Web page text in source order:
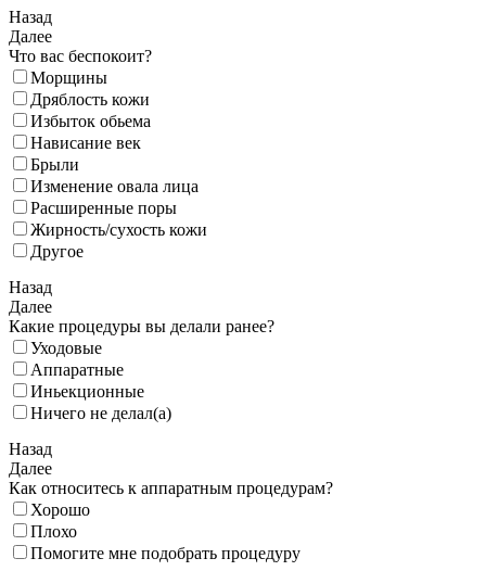
Назад
Далее
Что вас беспокоит?
Морщины
Дряблость кожи
Избыток обьема
Нависание век
Брыли
Изменение овала лица
Расширенные поры
Жирность/сухость кожи
Другое
Назад
Далее
Какие процедуры вы делали ранее?
Уходовые
Аппаратные
Иньекционные
Ничего не делал(а)
Назад
Далее
Как относитесь к аппаратным процедурам?
Хорошо
Плохо
Помогите мне подобрать процедуру